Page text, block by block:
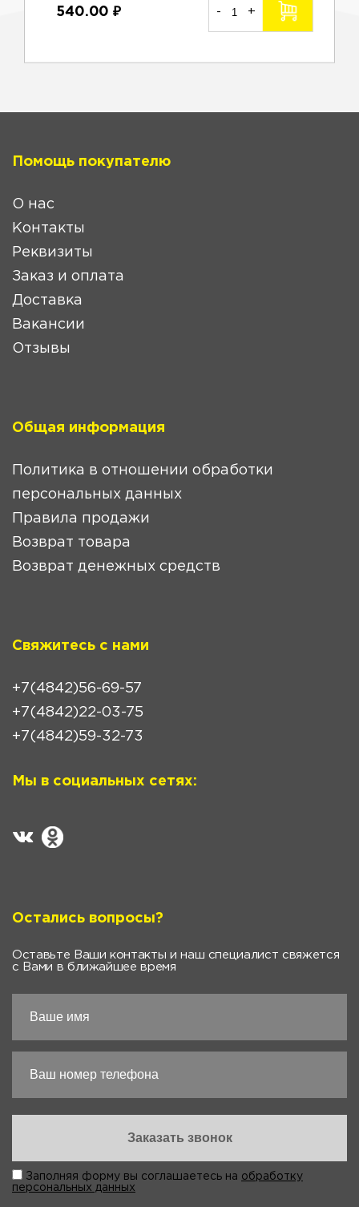
540.00 ₽ - +
Помощь покупателю
О нас
Контакты
Реквизиты
Заказ и оплата
Доставка
Вакансии
Отзывы
Общая информация
Политика в отношении обработки
персональных данных
Правила продажи
Возврат товара
Возврат денежных средств
Свяжитесь с нами
+7(4842)56-69-57
+7(4842)22-03-75
+7(4842)59-32-73
Мы в социальных сетях:
Остались вопросы?
Оставьте Ваши контакты и наш специалист свяжется
с Вами в ближайшее время
Заполняя форму вы соглашаетесь на обработку
персональных данных